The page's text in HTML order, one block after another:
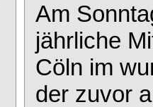
Am
jährliche
Cöln im
der zuvor